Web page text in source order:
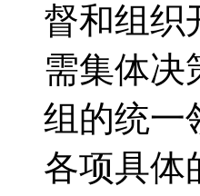
督和组织
需集体决
组的统一
各项具